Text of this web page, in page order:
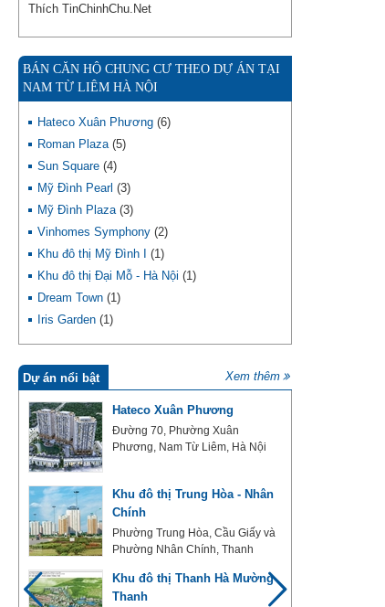
Thích TinChinhChu.Net
BÁN CĂN HỘ CHUNG CƯ THEO DỰ ÁN TẠI
NAM TỪ LIÊM HÀ NỘI
Hateco Xuân Phương (6)
Roman Plaza (5)
Sun Square (4)
Mỹ Đình Pearl (3)
Mỹ Đình Plaza (3)
Vinhomes Symphony (2)
Khu đô thị Mỹ Đình I (1)
Khu đô thị Đại Mỗ - Hà Nội (1)
Dream Town (1)
Iris Garden (1)
Dự án nổi bật Xem thêm
Hateco Xuân Phương
Đường 70, Phường Xuân
Phương, Nam Từ Liêm, Hà Nội
Khu đô thị Trung Hòa - Nhân
Chính
Phường Trung Hòa, Cầu Giấy và
Phường Nhân Chính, Thanh
Khu đô thị Thanh Hà Mường
Thanh